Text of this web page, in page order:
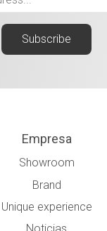
Empresa
Showroom
Brand
Unique experience